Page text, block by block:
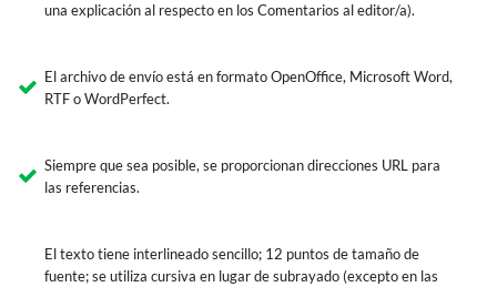
una explicación al respecto en los Comentarios al editor/a).
El archivo de envío está en formato OpenOffice, Microsoft Word,
RTF o WordPerfect.
Siempre que sea posible, se proporcionan direcciones URL para
las referencias.
El texto tiene interlineado sencillo; 12 puntos de tamaño de
fuente; se utiliza cursiva en lugar de subrayado (excepto en las